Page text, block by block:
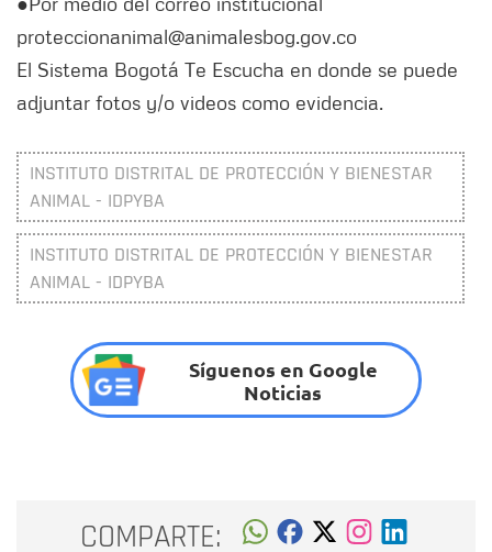
proteccionanimal@animalesbog.gov.co
El Sistema Bogotá Te Escucha en donde se puede
adjuntar fotos y/o videos como evidencia.
INSTITUTO DISTRITAL DE PROTECCIÓN Y BIENESTAR
ANIMAL - IDPYBA
INSTITUTO DISTRITAL DE PROTECCIÓN Y BIENESTAR
ANIMAL - IDPYBA
Síguenos en Google
Noticias
COMPARTE: